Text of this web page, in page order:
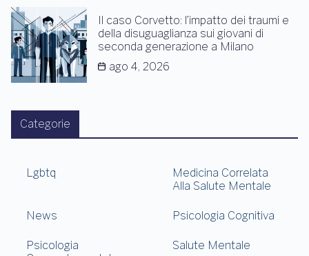
Il caso Corvetto: l’impatto dei traumi e
della disuguaglianza sui giovani di
seconda generazione a Milano
ago 4, 2026
Categorie
Lgbtq
Medicina Correlata
Alla Salute Mentale
News Psicologia Cognitiva
Psicologia
Salute Mentale